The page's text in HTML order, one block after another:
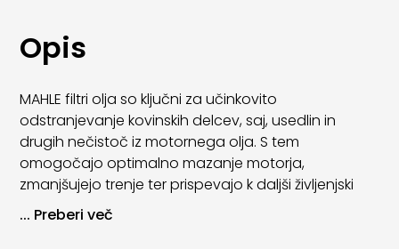
Opis
MAHLE filtri olja so ključni za učinkovito
odstranjevanje kovinskih delcev, saj, usedlin in
drugih nečistoč iz motornega olja. S tem
omogočajo optimalno mazanje motorja,
zmanjšujejo trenje ter prispevajo k daljši življenjski
dobi motornih komponent.
... Preberi več